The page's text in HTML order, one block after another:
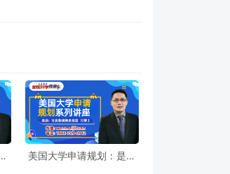
美国大学申请规划：是否